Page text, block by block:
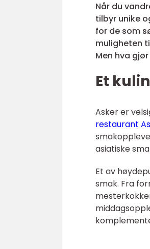
Når du
tilbyr unike
for de som
muligheten
Men hva
Et
Asker er
restaurant
asiatiske
Et av
smak. Fra